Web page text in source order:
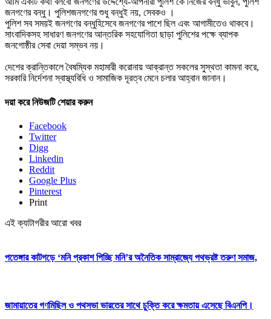
জনগণের বন্ধু। পুলিশজনগণের শুধু বন্ধুই নয়, সেবকও ।
পুলিশ সব সময়ই জনগণের বন্ধুহিসেবে জনগণের পাশে ছিল এবং আগামীতেও থাকবে।
সাংবাদিকসহ সাধারণ জনগণের আন্তরিক সহযোগিতা ছাড়া পুলিশের পক্ষে ব্যাপক
জনগোষ্ঠীর সেবা দেয়া সম্ভব নয়।
দেশের ক্রান্তিকালে বৈষম্যিক মহামারী করোনায় আক্রান্ত সকলের সুস্থতা কামনা করে,
সরকারি নির্দেশনা স্বাস্থ্যবিধি ও সামাজিক দূরত্ব মেনে চলার আহ্বান জানান।
দয়া করে নিউজটি শেয়ার করুন
Facebook
Twitter
Digg
Linkedin
Reddit
Google Plus
Pinterest
Print
এই ক্যাটাগরীর আরো খবর
পতেঙ্গার কাটগড়ে ‘মনি প্রকাশ পিচ্ছি মনি’র অনৈতিক সাম্রাজ্যে পথভ্রষ্ট তরুণ সমাজ,
জামায়াতের গণমিছিল ও পথসভা ভারতের সাথে চুক্তি করে ক্ষমতায় এসেছে বিএনপি।